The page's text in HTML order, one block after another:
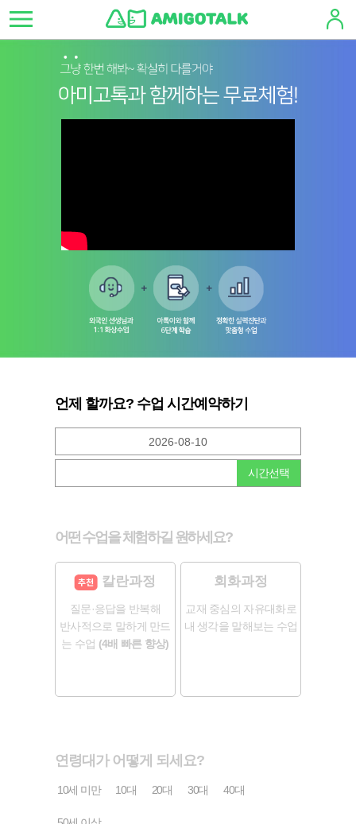
언제 할까요? 수업 시간예약하기
시간선택
어떤 수업을 체험하길 원하세요?
칼란과정
질문·응답을 반복해
반사적으로 말하게 만드
는 수업 (4배 빠른 향상)
회화과정
교재 중심의 자유대화로
내 생각을 말해보는 수업
연령대가 어떻게 되세요?
10세 미만 10대 20대 30대 40대